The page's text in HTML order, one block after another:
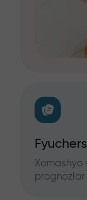
Xomashyo
prognozlar